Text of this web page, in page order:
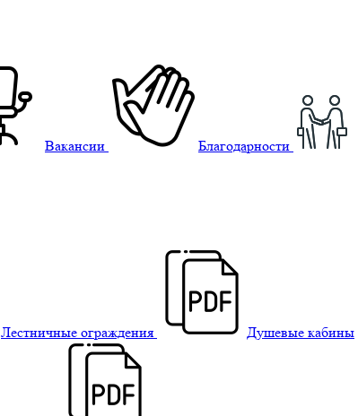
Вакансии Благодарности
Лестничные ограждения Душевые кабины